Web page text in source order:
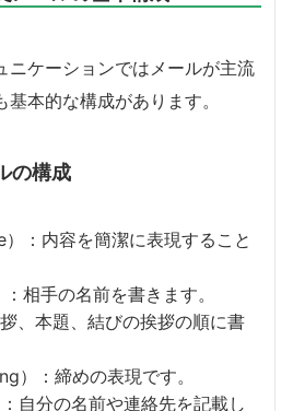
ニケーションではメールが主流
本的な構成があります。
の構成
：内容を簡潔に表現すること
相手の名前を書きます。
、本題、結びの挨拶の順に書
）：締めの表現です。
自分の名前や連絡先を記載し